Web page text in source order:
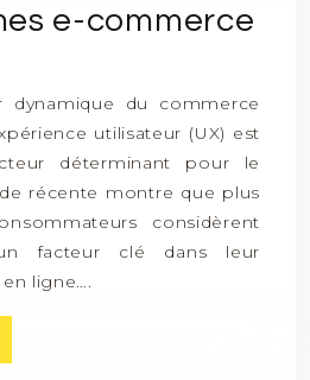
e-commerce
dynamique du commerce
utilisateur (UX) est
déterminant pour le
récente montre que plus
considèrent
facteur clé dans leur
en ligne….